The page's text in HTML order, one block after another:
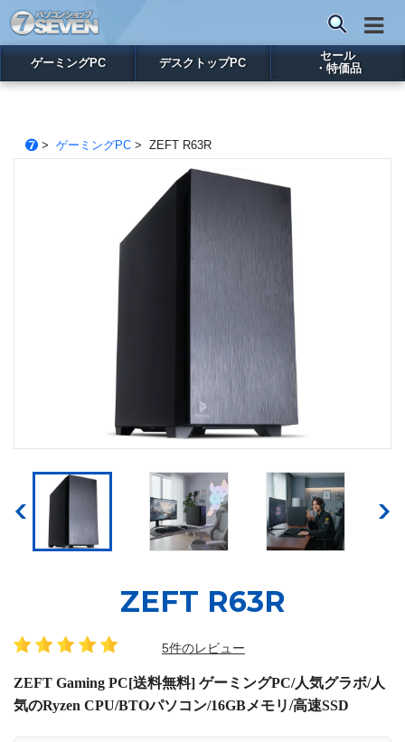
ゲーミングPC デスクトップPC
セール
・特価品
> ゲーミングPC> ZEFT R63R
ZEFT R63R
5件のレビュー
ZEFT Gaming PC[送料無料] ゲーミングPC/人気グラボ/人
気のRyzen CPU/BTOパソコン/16GBメモリ/高速SSD